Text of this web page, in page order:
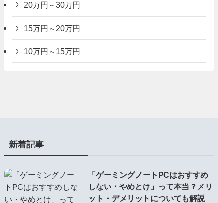
20万円～30万円
15万円～20万円
10万円～15万円
新着記事
「ゲーミングノートPCはおすすめ
しない・やめとけ」って本当？メリ
ット・デメリットについても解説